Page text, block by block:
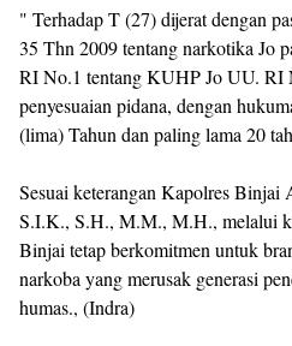
" Terhadap T (27) dijerat dengan
35 Thn 2009 tentang narkotika Jo
RI No.1 tentang KUHP Jo UU. RI
penyesuaian pidana, dengan
(lima) Tahun dan paling lama 20
Sesuai keterangan Kapolres
S.I.K., S.H., M.M., M.H., melalui
Binjai tetap berkomitmen untuk
narkoba yang merusak generasi
humas., (Indra)